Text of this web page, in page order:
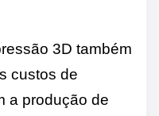
3D também
custos de
a produção de